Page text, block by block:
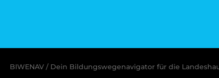
BIWENAV / Dein Bildungswegenavigator für die